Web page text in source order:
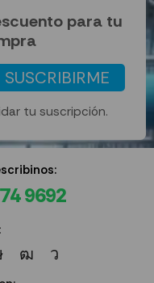
para tu
SUSCRIBIRME
tu suscripción.
9692